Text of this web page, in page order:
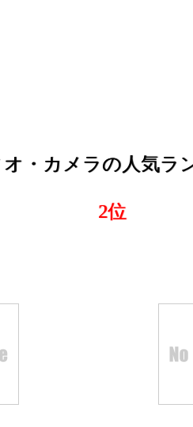
・カメラの人気ラ
2位